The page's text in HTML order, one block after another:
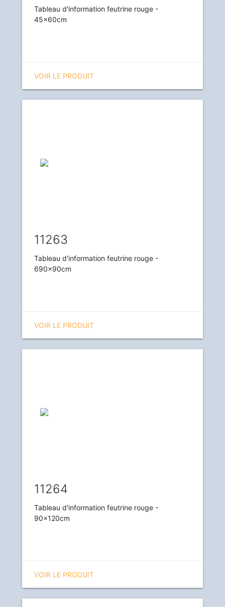
Tableau d'information feutrine rouge -
45x60cm
VOIR LE PRODUIT
11263
Tableau d'information feutrine rouge -
690x90cm
VOIR LE PRODUIT
11264
Tableau d'information feutrine rouge -
90x120cm
VOIR LE PRODUIT